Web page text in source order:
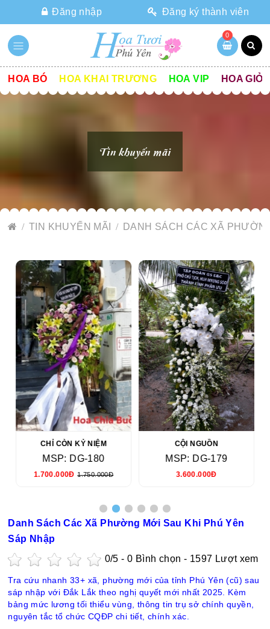
Đăng nhập Đăng ký thành viên
0
HOA BÓ HOA KHAI TRƯƠNG HOA VIP HOA GIỎ
Tin khuyến mãi
TIN KHUYẾN MÃI DANH SÁCH CÁC XÃ
CHỈ CÒN KỶ NIỆM
MSP: DG-180
1.700.000Đ 1.750.000Đ
CỘI NGUỒN
MSP: DG-179
3.600.000Đ
Danh Sách Các Xã Phường Mới Sau Khi Phú Yên
Sáp Nhập
0/5 -0 Bình chọn - 1597 Lượt xem
Tra cứu nhanh 33+ xã, phường mới của tỉnh Phú Yên (cũ) sau
sáp nhập với Đắk Lắk theo nghị quyết mới nhất 2025. Kèm
bảng mức lương tối thiểu vùng, thông tin trụ sở chính quyền,
nguyên tắc tổ chức CQĐP chi tiết, chính xác.